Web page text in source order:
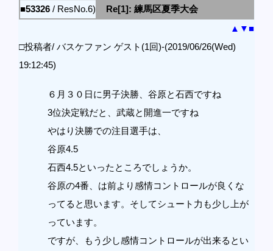
■53326 / ResNo.6)
Re[1]: 練馬区夏季大会
▲ ▼■
□投稿者/ バスケファン ゲスト(1回)-(2019/06/26(Wed)
19:12:45)
６月３０日に男子決勝、谷原と石西ですね
3位決定戦だと、武蔵と開進一ですね
やはり決勝での注目選手は、
谷原4.5
石西4.5といったところでしょうか。
谷原の4番、は前より感情コントロールが良くな
ってると思います。そしてシュート力も少し上が
っています。
ですが、もう少し感情コントロールが出来るとい